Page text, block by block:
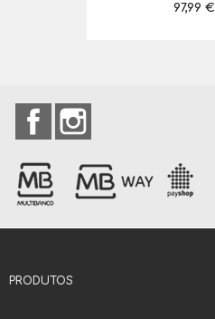
Preço
97,99 €
Facebook
PRODUTOS